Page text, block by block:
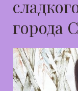
города